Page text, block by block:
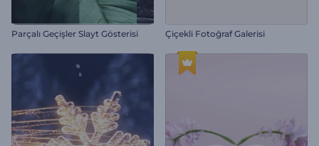
Parçalı Geçişler Slayt Gösterisi Çiçekli Fotoğraf Galerisi